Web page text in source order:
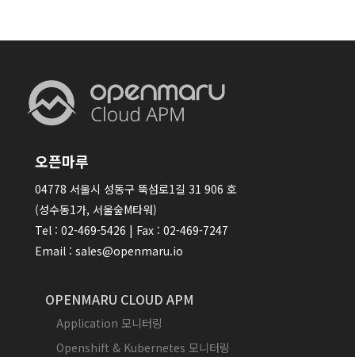
오픈마루
04778 서울시 성동구 뚝섬로1길 31 906 호
(성수동1가, 서울숲M타워)
Tel : 02-469-5426 | Fax : 02-469-7247
Email : sales@openmaru.io
OPENMARU CLOUD APM
Application 모니터링
Openshift & Kubernetes 모니터링